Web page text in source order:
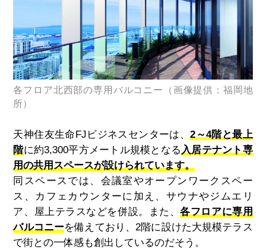
各フロア北西部の専用バルコニー（画像提供：福岡地
所）
天神住友生命 FJ ビジネスセンターは、2～4階と最上
階に約3,300平方メートル規模となる入居テナント専
用の共用スペースが設けられています。
同スペースでは、会議室やオープンワークスペー
ス、カフェカウンターに加え、サウナやジムエリ
ア、屋上テラスなどを併設。 また、各フロアに専用
バルコニーを備えており、2階に設けた大規模テラス
で街との一体感も創出しているのだそう。